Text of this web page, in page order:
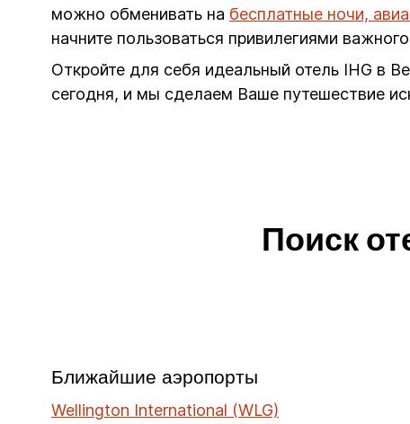
можно обменивать на бесплатные ночи,
начните пользоваться привилегиями
Откройте для себя идеальный отель IHG в
сегодня, и мы сделаем Ваше путешествие
Поиск
Ближайшие аэропорты
Wellington International (WLG)